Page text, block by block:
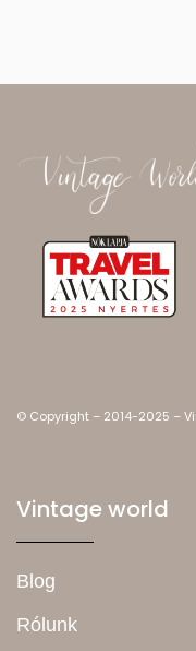
© Copyright – 2014-2025 –
Vintage world
Blog
Rólunk